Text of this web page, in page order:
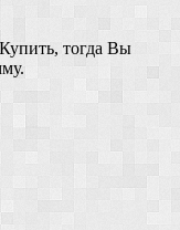
тогда Вы